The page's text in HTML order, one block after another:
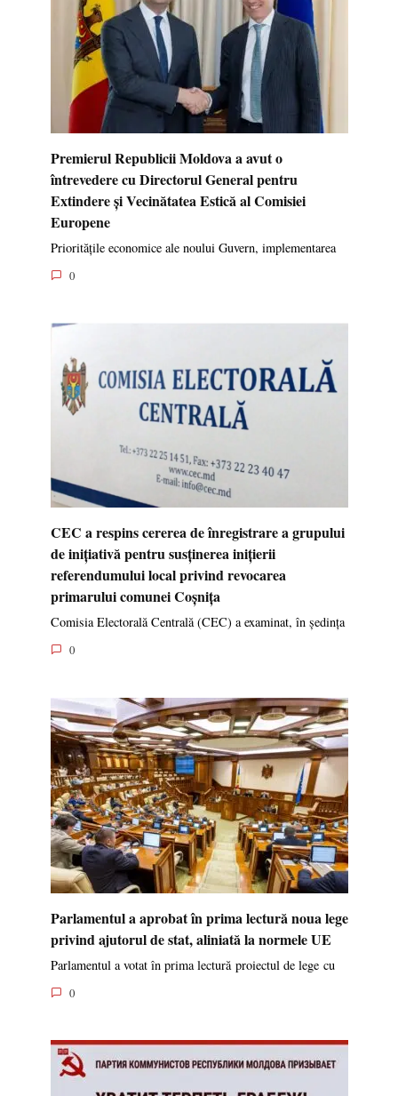
Premierul Republicii Moldova a avut o
întrevedere cu Directorul General pentru
Extindere și Vecinătatea Estică al Comisiei
Europene
Prioritățile economice ale noului Guvern, implementarea
0
CEC a respins cererea de înregistrare a grupului
de inițiativă pentru susținerea inițierii
referendumului local privind revocarea
primarului comunei Coșnița
Comisia Electorală Centrală (CEC) a examinat, în ședința
0
Parlamentul a aprobat în prima lectură noua lege
privind ajutorul de stat, aliniată la normele UE
Parlamentul a votat în prima lectură proiectul de lege cu
0